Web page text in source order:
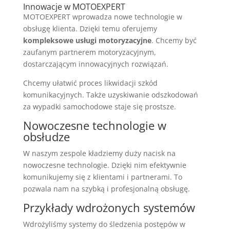
Innowacje w MOTOEXPERT
MOTOEXPERT wprowadza nowe technologie w
obsługę klienta. Dzięki temu oferujemy
kompleksowe usługi motoryzacyjne. Chcemy być
zaufanym partnerem motoryzacyjnym,
dostarczającym innowacyjnych rozwiązań.
Chcemy ułatwić proces likwidacji szkód
komunikacyjnych. Także uzyskiwanie odszkodowań
za wypadki samochodowe staje się prostsze.
Nowoczesne technologie w
obsłudze
W naszym zespole kładziemy duży nacisk na
nowoczesne technologie. Dzięki nim efektywnie
komunikujemy się z klientami i partnerami. To
pozwala nam na szybką i profesjonalną obsługę.
Przykłady wdrożonych systemów
Wdrożyliśmy systemy do śledzenia postępów w